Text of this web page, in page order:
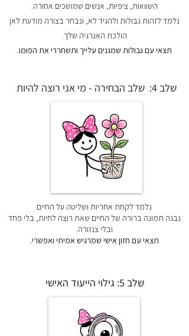
השוואות, ציפיות, אנשים שמושכים אחורה.
נלמד לזהות גבולות ולהגיד לא, ונבחר בצורה מודעת לאן
הולכת האנרגיה שלך.
תצאי עם גבולות שמגנים עלייך ותשחררי את הפומו.
שלב 4: שלב הבחירה - מי אני רוצה להיות
נלמד לקחת אחריות ושליטה על החיים
נבנה תמונה ברורה של החיים שאת רוצה לחיות, בלי פחד
ובלי צנזורה.
תצאי עם חזון אישי שמרגיש אמיתי ואפשרי.
שלב 5: גילוי הייעוד האישי